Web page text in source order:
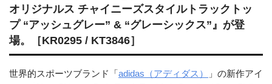
オリジナルス チャイニーズスタイルトラックトッ
プ “アッシュグレー” & “グレーシックス”』が登
場。［KR0295 / KT3846］
世界的スポーツブランド「 adidas（アディダス）
」の新作アイ